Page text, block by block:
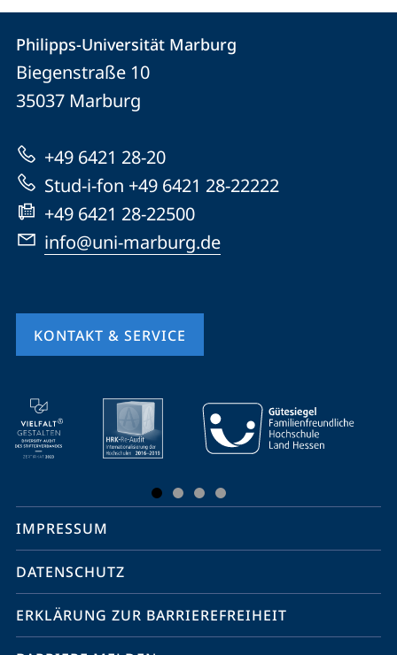
Kontakt
und
Informationen
zur
Website
Kontaktinformationen
Philipps-
Universität
Marburg
Philipps-Universität Marburg
Biegenstraße 10
35037 Marburg
+49 6421 28-20
Stud-i-fon +49 6421 28-22222
+49 6421 28-22500
info@uni-marburg.de
KONTAKT & SERVICE
Mobile-
Service-
Navigation
Social
Media
Kontakte
IMPRESSUM
DATENSCHUTZ
ERKLÄRUNG ZUR BARRIEREFREIHEIT